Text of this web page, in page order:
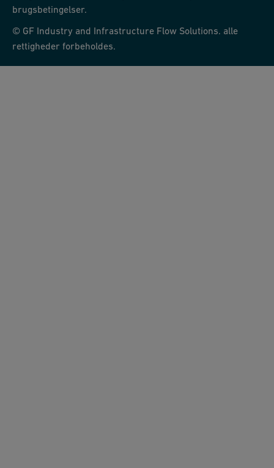
brugsbetingelser.
© GF Industry and Infrastructure Flow Solutions. alle
rettigheder forbeholdes.